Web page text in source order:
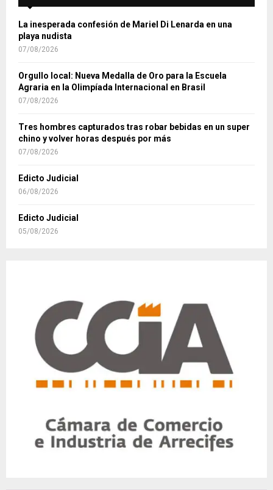
La inesperada confesión de Mariel Di Lenarda en una
playa nudista
07/08/2026
Orgullo local: Nueva Medalla de Oro para la Escuela
Agraria en la Olimpíada Internacional en Brasil
07/08/2026
Tres hombres capturados tras robar bebidas en un super
chino y volver horas después por más
07/08/2026
Edicto Judicial
06/08/2026
Edicto Judicial
05/08/2026